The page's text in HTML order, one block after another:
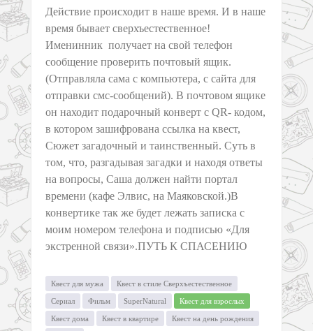
Действие происходит в наше время. И в наше
время бывает сверхъестественное!
Именинник получает на свой телефон
сообщение проверить почтовый ящик.
(Отправляла сама с компьютера, с сайта для
отправки смс-сообщений). В почтовом ящике
он находит подарочный конверт с QR- кодом,
в котором зашифрована ссылка на квест,
Сюжет загадочный и таинственный. Суть в
том, что, разгадывая загадки и находя ответы
на вопросы, Саша должен найти портал
времени (кафе Элвис, на Маяковской.)В
конвертике так же будет лежать записка с
моим номером телефона и подписью «Для
экстренной связи».ПУТЬ К СПАСЕНИЮ
Квест для мужа Квест в стиле Сверхъестественное
Сериал Фильм SuperNatural Квест для взрослых
Квест дома Квест в квартире Квест на день рождения